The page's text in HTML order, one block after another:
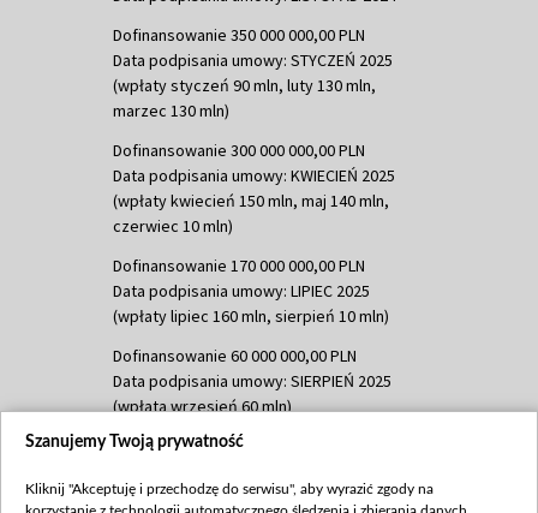
Dofinansowanie 350 000 000,00 PLN
Data podpisania umowy: STYCZEŃ 2025
(wpłaty styczeń 90 mln, luty 130 mln,
marzec 130 mln)
Dofinansowanie 300 000 000,00 PLN
Data podpisania umowy: KWIECIEŃ 2025
(wpłaty kwiecień 150 mln, maj 140 mln,
czerwiec 10 mln)
Dofinansowanie 170 000 000,00 PLN
Data podpisania umowy: LIPIEC 2025
(wpłaty lipiec 160 mln, sierpień 10 mln)
Dofinansowanie 60 000 000,00 PLN
Data podpisania umowy: SIERPIEŃ 2025
(wpłata wrzesień 60 mln)
Dofinansowanie 635 783 051,21 PLN
(wpłata wrzesień 100 mln, październik 350
Szanujemy Twoją prywatność
Kliknij "Akceptuję i przechodzę do serwisu", aby wyrazić zgody na